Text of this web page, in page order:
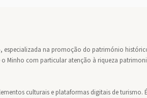
especializada na promoção do património
o Minho com particular atenção à riqueza
culturais e plataformas digitais de turismo.